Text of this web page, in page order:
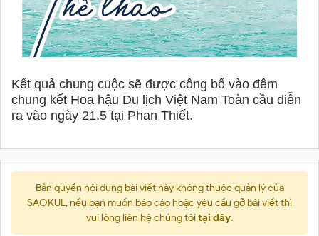
Kết quả chung cuộc sẽ được công bố vào đêm
chung kết Hoa hậu Du lịch Việt Nam Toàn cầu diễn
ra vào ngày 21.5 tại Phan Thiết.
Bản quyền nội dung bài viết này không thuộc quản lý của
SAOKUL, nếu bạn muốn báo cáo hoặc yêu cầu gỡ bài viết thì
vui lòng liên hệ chúng tôitại đây.